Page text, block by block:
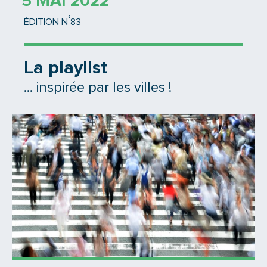
ÉDITION N °83
La playlist
... inspirée par les villes !